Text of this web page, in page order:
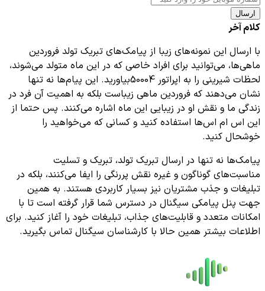
ارسال
کلام آخر
با ارسال این نمونه‌های زیبا از پیامک‌های تبریک تولد فروردین
ماهی‌ها، می‌توانید برای افراد خاصی که در این ماه متولد می‌شوند،
لحظات شیرینی را به اپراتور 50004بیاورید. این پیام‌ها نه تنها
نشان می‌دهند که فروردین ماهی زیباست بلکه به اهمیت آن فرد در
زندگی ما و نقش او در زیبایی این ماه اشاره می‌کنند. پس حتما از
این اس ام اس‌ها استفاده کنید و کسانی که می‌خواهید را
خوشحال کنید.
پیامک‌ها نه تنها در ارسال تبریک تولد، تبریک و تسلیت
مناسبت‌های گوناگون و غیره نقش پررنگی را ایفا می‌کنند، بلکه در
تبلیغات و جذب مشتریان نیز بسیار کاربردی هستند. به همین
جهت پنل پیامکی سیگنال در دسترس شما قرار گرفته است تا با
امکانات متعدد و قابلیت‌های جذاب، تبلیغات خود را آغاز کنید. برای
اطلاعات بیشتر همین حالا با کارشناسان سیگنال تماس بگیرید.